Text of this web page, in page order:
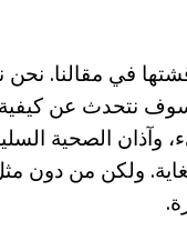
في مقالنا. نحن
سوف نتحدث عن
الصحية
ولكن من دون